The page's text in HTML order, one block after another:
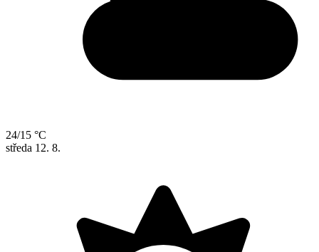
24/15 °C
středa 12. 8.